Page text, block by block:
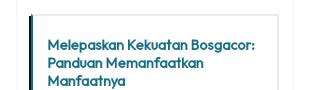
Melepaskan Kekuatan Bosgacor:
Panduan Memanfaatkan
Manfaatnya